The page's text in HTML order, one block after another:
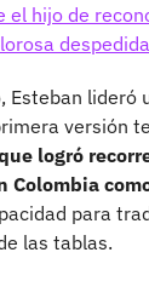
el hijo de
despedida
Esteban lideró
versión
logró
Colombia
para
las tablas.